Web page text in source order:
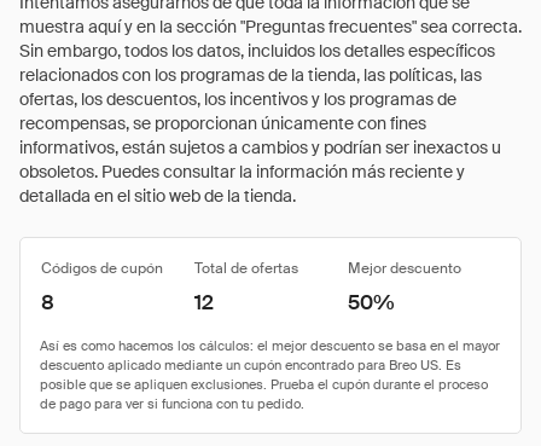
muestra aquí y en la sección "Preguntas frecuentes" sea correcta.
Sin embargo, todos los datos, incluidos los detalles específicos
relacionados con los programas de la tienda, las políticas, las
ofertas, los descuentos, los incentivos y los programas de
recompensas, se proporcionan únicamente con fines
informativos, están sujetos a cambios y podrían ser inexactos u
obsoletos. Puedes consultar la información más reciente y
detallada en el sitio web de la tienda.
Códigos de cupón Total de ofertas Mejor descuento
8 12 50%